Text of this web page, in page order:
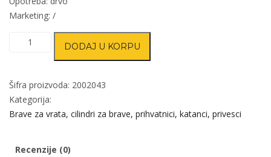
Marketing: /
Brava
vrata
NN
količina
DODAJ U KORPU
Šifra proizvoda: 2002043
Kategorija:
Brave za vrata, cilindri za brave, prihvatnici, katanci, privesci
Recenzije (0)